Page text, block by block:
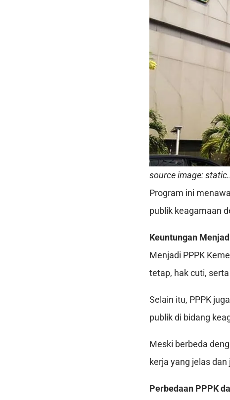
source image:
Program ini
publik keagamaan
Keuntungan
Menjadi PPPK
tetap, hak cuti,
Selain itu, PPPK
publik di bidang
Meski berbeda
kerja yang jelas
Perbedaan PPPK